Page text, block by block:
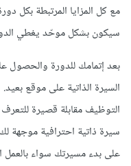
مع كل المزايا المرتبطة بكل
سيكون بشكل موحّد يغطي
بعد إتمامك للدورة والحصول
السيرة الذاتية على موقع
التوظيف مقابلة قصيرة
سيرة ذاتية احترافية موجهة
على بدء مسيرتك سواء بالعمل